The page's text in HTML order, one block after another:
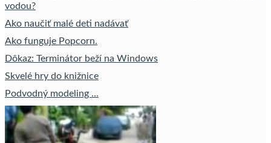
vodou?
Ako naučiť malé deti nadávať
Ako funguje Popcorn.
Dôkaz: Terminátor beží na Windows
Skvelé hry do knižnice
Podvodný modeling …